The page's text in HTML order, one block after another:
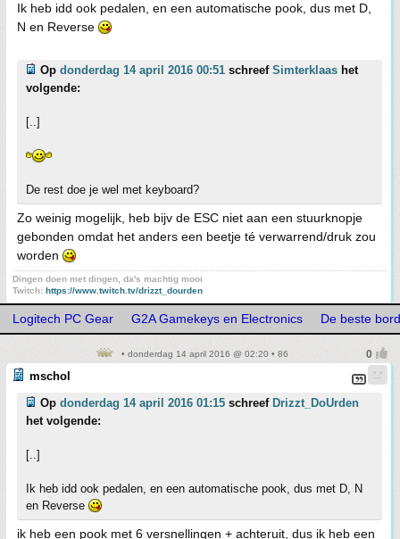
Ik heb idd ook pedalen, en een automatische pook, dus met D,
N en Reverse
Op donderdag 14 april 2016 00:51 schreef Simterklaas het
volgende:
[..]
De rest doe je wel met keyboard?
Zo weinig mogelijk, heb bijv de ESC niet aan een stuurknopje
gebonden omdat het anders een beetje té verwarrend/druk zou
worden
Dingen doen met dingen, da's machtig mooi
Twitch: https://www.twitch.tv/drizzt_dourden
Logitech PC Gear G2A Gamekeys en Electronics De beste
• donderdag 14 april 2016 @ 02:20 • 86
mschol
Op donderdag 14 april 2016 01:15 schreef Drizzt_DoUrden
het volgende:
[..]
Ik heb idd ook pedalen, en een automatische pook, dus met D, N
en Reverse
ik heb een pook met 6 versnellingen + achteruit, dus ik heb een